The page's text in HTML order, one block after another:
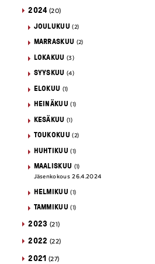
2024 (20)
JOULUKUU (2)
MARRASKUU (2)
LOKAKUU (3)
SYYSKUU (4)
ELOKUU (1)
HEINÄKUU (1)
KESÄKUU (1)
TOUKOKUU (2)
HUHTIKUU (1)
MAALISKUU (1)
Jäsenkokous 26.4.2024
HELMIKUU (1)
TAMMIKUU (1)
2023 (21)
2022 (22)
2021 (27)